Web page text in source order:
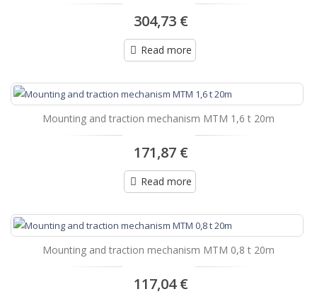
304,73 €
Read more
Mounting and traction mechanism MTM 1,6 t 20m
171,87 €
Read more
Mounting and traction mechanism MTM 0,8 t 20m
117,04 €